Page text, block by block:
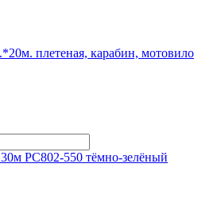
плетеная, карабин, мотовило
PC802-550 тёмно-зелёный